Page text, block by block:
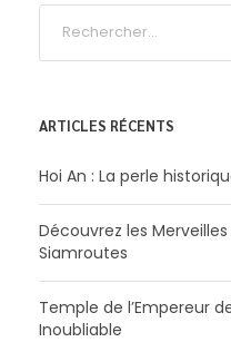
ARTICLES RÉCENTS
Hoi An : La perle
Découvrez les
Siamroutes
Temple de l’Empereur
Inoubliable